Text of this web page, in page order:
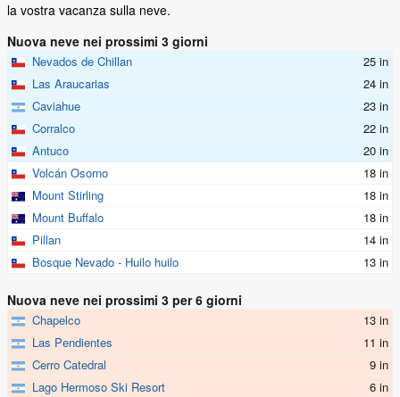
la vostra vacanza sulla neve.
Nuova neve nei prossimi 3 giorni
Nevados de Chillan
25 in
Las Araucarias
24 in
Caviahue
23 in
Corralco
22 in
Antuco
20 in
Volcán Osorno
18 in
Mount Stirling
18 in
Mount Buffalo
18 in
Pillan
14 in
Bosque Nevado - Huilo huilo
13 in
Nuova neve nei prossimi 3 per 6 giorni
Chapelco
13 in
Las Pendientes
11 in
Cerro Catedral
9 in
Lago Hermoso Ski Resort
6 in